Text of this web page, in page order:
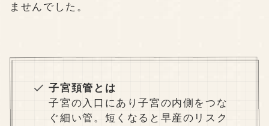
ませんでした。
子宮頚管とは
子宮の入口にあり子宮の内側をつな
ぐ細い管。短くなると早産のリスク